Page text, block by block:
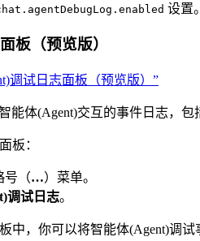
设置
板（预览版）
调试日志面板（预览版）”
能体(Agent)交互的事件日志，
板：
号（…）菜单。
调试日志。
中，你可以将智能体(Agent)调